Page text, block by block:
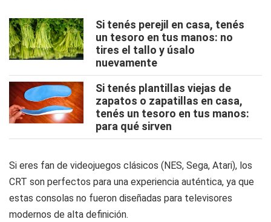
Si tenés perejil en casa, tenés
un tesoro en tus manos: no
tires el tallo y úsalo
nuevamente
Si tenés plantillas viejas de
zapatos o zapatillas en casa,
tenés un tesoro en tus manos:
para qué sirven
Si eres fan de videojuegos clásicos (NES, Sega, Atari), los
CRT son perfectos para una experiencia auténtica, ya que
estas consolas no fueron diseñadas para televisores
modernos de alta definición.